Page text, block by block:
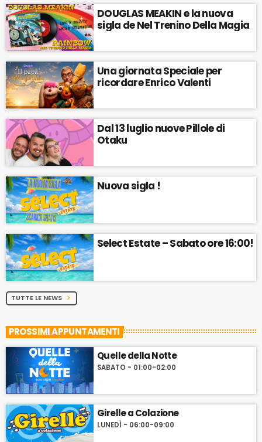
DOUGLAS MEAKIN e la nuova
sigla de Nel Trenino Della Magia
Una giornata Speciale per
ricordare Enrico Valenti
Dal 13 luglio nuove Pillole di
Otaku
Nuova sigla !
Select Estate – Sabato ore 16:00!
TUTTE LE NEWS chevron_right
PROSSIMI APPUNTAMENTI
Quelle della Notte
SABATO - 01:00-02:00
Girelle a Colazione
LUNEDÌ - 06:00-09:00